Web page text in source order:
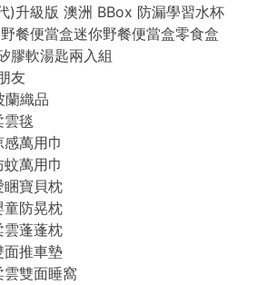
)升級版 澳洲 BBox 防漏學習水杯
餐便當盒迷你野餐便當盒零食盒
膠軟湯匙兩入組
友
織品
雲毯
萬用巾
萬用巾
睏寶貝枕
童防晃枕
雲蓬蓬枕
面推車墊
雲雙面睡窩